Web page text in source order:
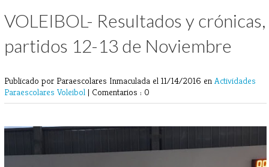
VOLEIBOL- Resultados y crónicas,
partidos 12-13 de Noviembre
Publicado por Paraescolares Inmaculada el 11/14/2016 en Actividades
Paraescolares Voleibol | Comentarios : 0